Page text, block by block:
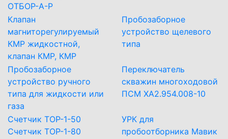
ОТБОР-А-Р
Клапан
магниторегулируемый
КМР жидкостной,
клапан КМР, КМР
Пробозаборное
устройство щелевого
типа
Пробозаборное
устройство ручного
типа для жидкости или
газа
Переключатель
скважин многоходовой
ПСМ ХА2.954.008-10
Счетчик ТОР-1-50
Счетчик ТОР-1-80
УРК для
пробоотборника Мавик